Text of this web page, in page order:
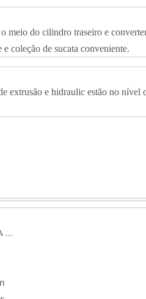
meio do cilindro traseiro e
coleção de sucata conveniente.
extrusão e hidraulic estão no
...